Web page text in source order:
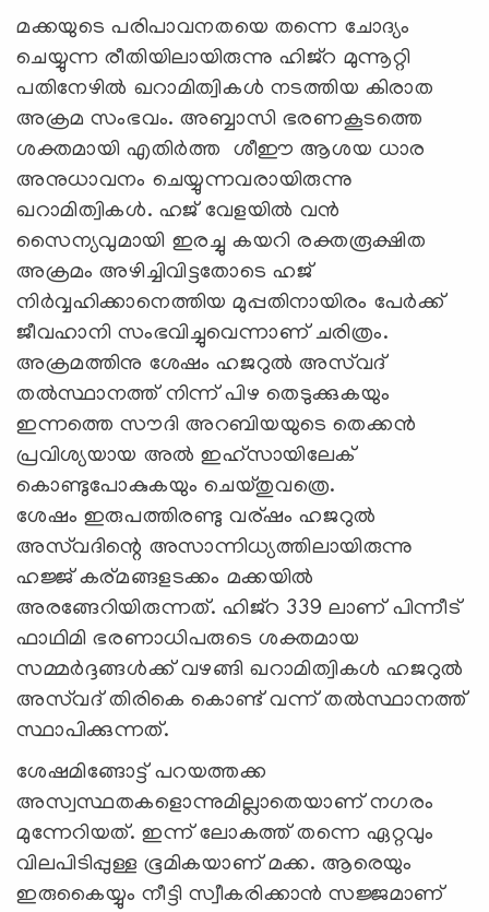
മക്കയുടെ പരിപാവനതയെ തന്നെ ചോദ്യം
ചെയ്യുന്ന രീതിയിലായിരുന്നു ഹിജ്‌റ മുന്നൂറ്റി
പതിനേഴിൽ ഖറാമിത്വികൾ നടത്തിയ കിരാത
അക്രമ സംഭവം. അബ്ബാസി ഭരണകൂടത്തെ
ശക്തമായി എതിർത്ത ശീഈ ആശയ ധാര
അനുധാവനം ചെയ്യുന്നവരായിരുന്നു
ഖറാമിത്വികൾ. ഹജ് വേളയിൽ വൻ
സൈന്യവുമായി ഇരച്ചു കയറി രക്തരൂക്ഷിത
അക്രമം അഴിച്ചിവിട്ടതോടെ ഹജ്
നിർവ്വഹിക്കാനെത്തിയ മുപ്പതിനായിരം പേർക്ക്
ജീവഹാനി സംഭവിച്ചുവെന്നാണ് ചരിത്രം.
അക്രമത്തിനു ശേഷം ഹജറുൽ അസ്‌വദ്
തൽസ്ഥാനത്ത് നിന്ന് പിഴ തെടുക്കുകയും
ഇന്നത്തെ സൗദി അറബിയയുടെ തെക്കൻ
പ്രവിശ്യയായ അൽ ഇഹ്സായിലേക്
കൊണ്ടുപോകുകയും ചെയ്തുവത്രെ.
ശേഷം ഇരുപത്തിരണ്ടു വര്ഷം ഹജറുൽ
അസ്‍വദിന്റെ അസാന്നിധ്യത്തിലായിരുന്നു
ഹജ്ജ് കര്മങ്ങളടക്കം മക്കയിൽ
അരങ്ങേറിയിരുന്നത്. ഹിജ്‌റ 339 ലാണ് പിന്നീട്
ഫാഥിമി ഭരണാധിപരുടെ ശക്തമായ
സമ്മർദ്ദങ്ങൾക്ക് വഴങ്ങി ഖറാമിത്വികൾ ഹജറുൽ
അസ്‍വദ് തിരികെ കൊണ്ട് വന്ന് തൽസ്ഥാനത്ത്
സ്ഥാപിക്കുന്നത്.
ശേഷമിങ്ങോട്ട് പറയത്തക്ക
അസ്വസ്ഥതകളൊന്നുമില്ലാതെയാണ് നഗരം
മുന്നേറിയത്. ഇന്ന് ലോകത്ത് തന്നെ ഏറ്റവും
വിലപിടിപ്പുള്ള ഭൂമികയാണ് മക്ക. ആരെയും
ഇരുകൈയ്യും നീട്ടി സ്വീകരിക്കാന്‍ സജ്ജമാണ്